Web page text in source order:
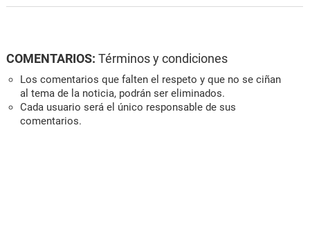
COMENTARIOS: Términos y condiciones
Los comentarios que falten el respeto y que no se ciñan
al tema de la noticia, podrán ser eliminados.
Cada usuario será el único responsable de sus
comentarios.